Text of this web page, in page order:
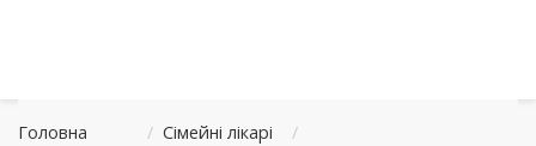
Головна / Сімейні лікарі
/